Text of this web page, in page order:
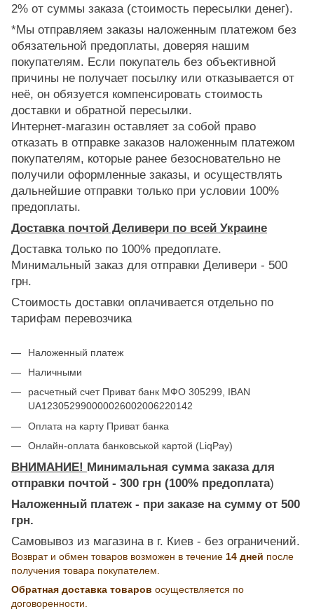
2% от суммы заказа (стоимость пересылки денег).
*Мы отправляем заказы наложенным платежом без
обязательной предоплаты, доверяя нашим
покупателям. Если покупатель без объективной
причины не получает посылку или отказывается от
неё, он обязуется компенсировать стоимость
доставки и обратной пересылки.
Интернет-магазин оставляет за собой право
отказать в отправке заказов наложенным платежом
покупателям, которые ранее безосновательно не
получили оформленные заказы, и осуществлять
дальнейшие отправки только при условии 100%
предоплаты.
Доставка почтой Деливери по всей Украине
Доставка только по 100% предоплате.
Минимальный заказ для отправки Деливери - 500
грн.
Стоимость доставки оплачивается отдельно по
тарифам перевозчика
Наложенный платеж
Наличными
расчетный счет Приват банк МФО 305299, IBAN
UA123052990000026002006220142
Оплата на карту Приват банка
Онлайн-оплата банковськой картой (LiqPay)
ВНИМАНИЕ! Минимальная сумма заказа для
отправки почтой - 300 грн (100% предоплата)
Наложенный платеж - при заказе на сумму от 500
грн.
Самовывоз из магазина в г. Киев - без ограничений.
Возврат и обмен товаров возможен в течение 14 дней после
получения товара покупателем.
Обратная доставка товаров осуществляется по
договоренности.